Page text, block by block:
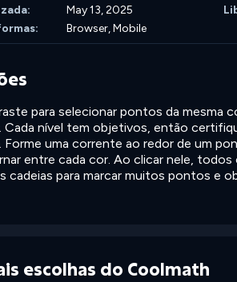
May 13, 2025
Browser, Mobile
para selecionar pontos da mesma
Cada nível tem objetivos, então
Forme uma corrente ao redor de um
entre cada cor. Ao clicar nele,
cadeias para marcar muitos pontos e
escolhas do Coolmath